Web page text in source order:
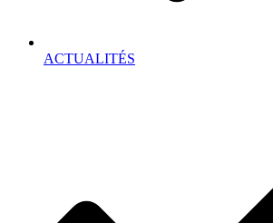
ACTUALITÉS